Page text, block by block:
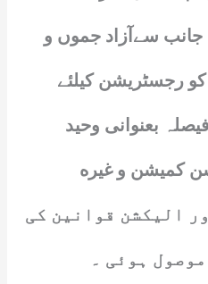
جانب سےآزاد جموں و
رجسٹریشن کیلئے
بعنوانی وحید
کمیشن و غیره
اور الیکشن قوانین کی
ہوئی ۔